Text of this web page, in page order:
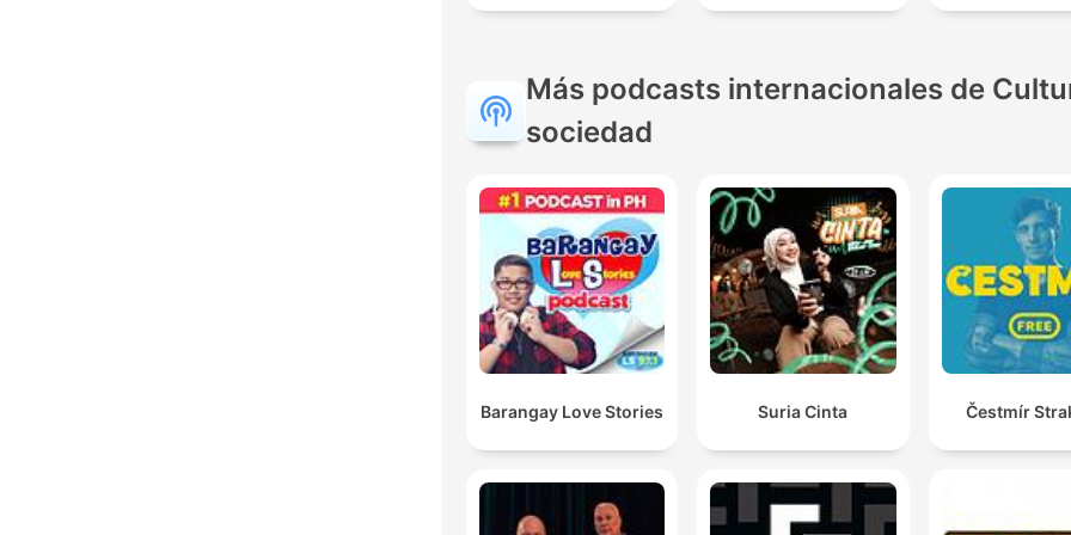
Más podcasts internacionales de
sociedad
Barangay Love Stories Suria Cinta Čestmír